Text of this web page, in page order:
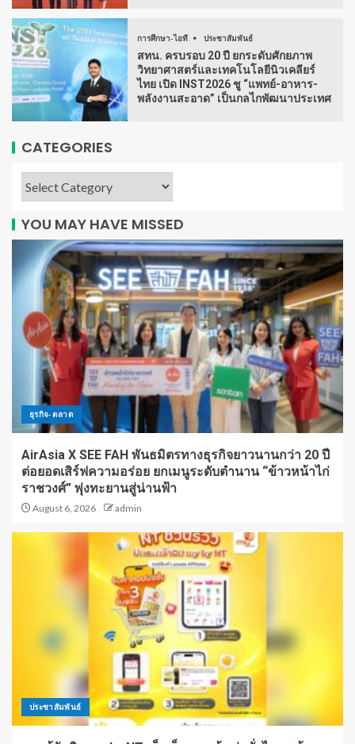
การศึกษา-ไอที ประชาสัมพันธ์
สทน. ครบรอบ 20 ปี ยกระดับศักยภาพ
วิทยาศาสตร์และเทคโนโลยีนิวเคลียร์
ไทย เปิด INST2026 ชู “แพทย์-อาหาร-
พลังงานสะอาด” เป็นกลไกพัฒนาประเทศ
CATEGORIES
YOU MAY HAVE MISSED
ธุรกิจ-ตลาด
AirAsia X SEE FAH พันธมิตรทางธุรกิจยาวนานกว่า 20 ปี
ต่อยอดเสิร์ฟความอร่อย ยกเมนูระดับตำนาน “ข้าวหน้าไก่
ราชวงศ์” พุ่งทะยานสู่น่านฟ้า
August 6, 2026 admin
ประชาสัมพันธ์